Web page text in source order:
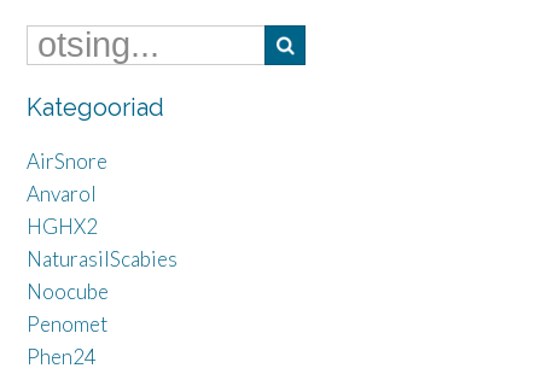
Kategooriad
AirSnore
Anvarol
HGHX2
NaturasilScabies
Noocube
Penomet
Phen24